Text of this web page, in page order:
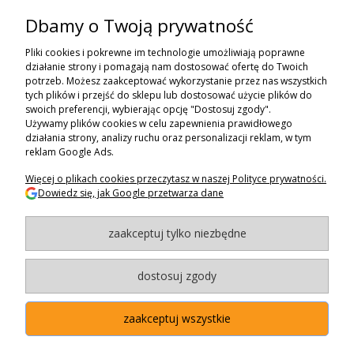
ZAPISZ SIĘ DO NEWSLETTERA
ZAPISZ SIĘ
ZAKUPY
POMOC
MOJE KONTO
BAGAZNIKI.PL- 2024
Dbamy o Twoją prywatność
Pliki cookies i pokrewne im technologie umożliwiają poprawne
działanie strony i pomagają nam dostosować ofertę do Twoich
potrzeb. Możesz zaakceptować wykorzystanie przez nas wszystkich
tych plików i przejść do sklepu lub dostosować użycie plików do
swoich preferencji, wybierając opcję "Dostosuj zgody".
Używamy plików cookies w celu zapewnienia prawidłowego
działania strony, analizy ruchu oraz personalizacji reklam, w tym
reklam Google Ads.
Więcej o plikach cookies przeczytasz w naszej Polityce prywatności.
Dowiedz się, jak Google przetwarza dane
zaakceptuj tylko niezbędne
dostosuj zgody
zaakceptuj wszystkie